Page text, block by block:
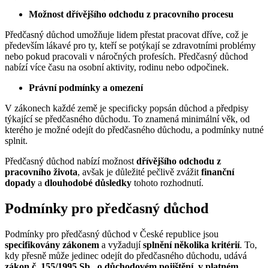
Možnost dřívějšího odchodu z pracovního procesu
Předčasný důchod umožňuje lidem přestat pracovat dříve, což je
především lákavé pro ty, kteří se potýkají se zdravotními problémy
nebo pokud pracovali v náročných profesích. Předčasný důchod
nabízí více času na osobní aktivity, rodinu nebo odpočinek.
Právní podmínky a omezení
V zákonech každé země je specificky popsán důchod a předpisy
týkající se předčasného důchodu. To znamená minimální věk, od
kterého je možné odejít do předčasného důchodu, a podmínky nutné
splnit.
Předčasný důchod nabízí možnost dřívějšího odchodu z
pracovního života, avšak je důležité pečlivě zvážit finanční
dopady a dlouhodobé důsledky tohoto rozhodnutí.
Podmínky pro předčasný důchod
Podmínky pro předčasný důchod v České republice jsou
specifikovány zákonem a vyžadujísplnění několika kritérií. To,
kdy přesně může jedinec odejít do předčasného důchodu, udává